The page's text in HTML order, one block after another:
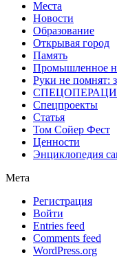
Места
Новости
Образование
Открывая город
Память
Промышленное
Руки не помнят:
Спецпроекты
Статья
Том Сойер Фест
Ценности
Энциклопедия
Мета
Регистрация
Войти
Entries feed
Comments feed
WordPress.org